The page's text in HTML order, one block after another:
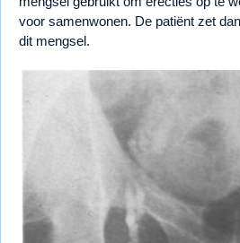
voor samenwonen. De patiënt zet
dit mengsel.